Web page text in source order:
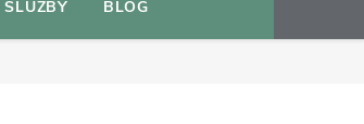
SLUŽBY BLOG